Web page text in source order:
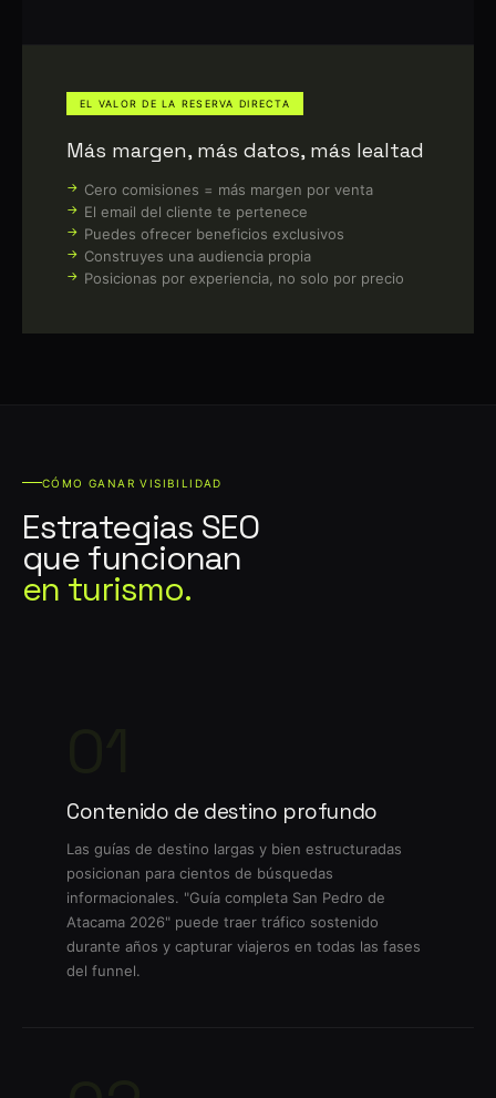
EL VALOR DE LA RESERVA DIRECTA
Más margen, más datos, más lealtad
Cero comisiones = más margen por venta
El email del cliente te pertenece
Puedes ofrecer beneficios exclusivos
Construyes una audiencia propia
Posicionas por experiencia, no solo por precio
CÓMO GANAR VISIBILIDAD
Estrategias SEO
que funcionan
en turismo.
Contenido de destino profundo
Las guías de destino largas y bien estructuradas
posicionan para cientos de búsquedas
informacionales. "Guía completa San Pedro de
Atacama 2026" puede traer tráfico sostenido
durante años y capturar viajeros en todas las fases
del funnel.